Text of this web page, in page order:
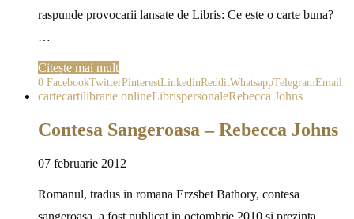
raspunde provocarii lansate de Libris: Ce este o carte buna?
…
Citește mai mult
0 FacebookTwitterPinterestLinkedinRedditWhatsappTelegramEmail
cartecartilibrarie onlineLibrispersonaleRebecca Johns
Contesa Sangeroasa – Rebecca Johns
07 februarie 2012
Romanul, tradus in romana Erzsbet Bathory, contesa
sangeroasa, a fost publicat in octombrie 2010 si prezinta